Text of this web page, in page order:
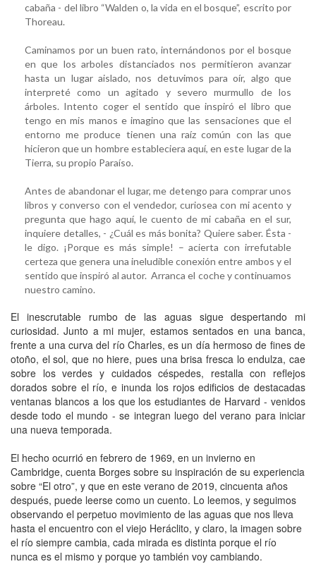
cabaña - del libro “Walden o, la vida en el bosque”, escrito por
Thoreau.
Caminamos por un buen rato, internándonos por el bosque
en que los arboles distanciados nos permitieron avanzar
hasta un lugar aislado, nos detuvimos para oír, algo que
interpreté como un agitado y severo murmullo de los
árboles. Intento coger el sentido que inspiró el libro que
tengo en mis manos e imagino que las sensaciones que el
entorno me produce tienen una raíz común con las que
hicieron que un hombre estableciera aquí, en este lugar de la
Tierra, su propio Paraíso.
Antes de abandonar el lugar, me detengo para comprar unos
libros y converso con el vendedor, curiosea con mi acento y
pregunta que hago aquí, le cuento de mi cabaña en el sur,
inquiere detalles, - ¿Cuál es más bonita? Quiere saber. Ésta -
le digo. ¡Porque es más simple! – acierta con irrefutable
certeza que genera una ineludible conexión entre ambos y el
sentido que inspiró al autor. Arranca el coche y continuamos
nuestro camino.
El inescrutable rumbo de las aguas sigue despertando mi
curiosidad. Junto a mi mujer, estamos sentados en una banca,
frente a una curva del río Charles, es un día hermoso de fines de
otoño, el sol, que no hiere, pues una brisa fresca lo endulza, cae
sobre los verdes y cuidados céspedes, restalla con reflejos
dorados sobre el río, e inunda los rojos edificios de destacadas
ventanas blancos a los que los estudiantes de Harvard - venidos
desde todo el mundo - se integran luego del verano para iniciar
una nueva temporada.
El hecho ocurrió en febrero de 1969, en un invierno en
Cambridge, cuenta Borges sobre su inspiración de su experiencia
sobre “El otro”, y que en este verano de 2019, cincuenta años
después, puede leerse como un cuento. Lo leemos, y seguimos
observando el perpetuo movimiento de las aguas que nos lleva
hasta el encuentro con el viejo Heráclito, y claro, la imagen sobre
el río siempre cambia, cada mirada es distinta porque el río
nunca es el mismo y porque yo también voy cambiando.